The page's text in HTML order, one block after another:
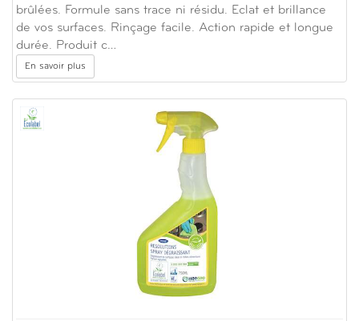
brûlées. Formule sans trace ni résidu. Eclat et brillance
de vos surfaces. Rinçage facile. Action rapide et longue
durée. Produit c…
En savoir plus